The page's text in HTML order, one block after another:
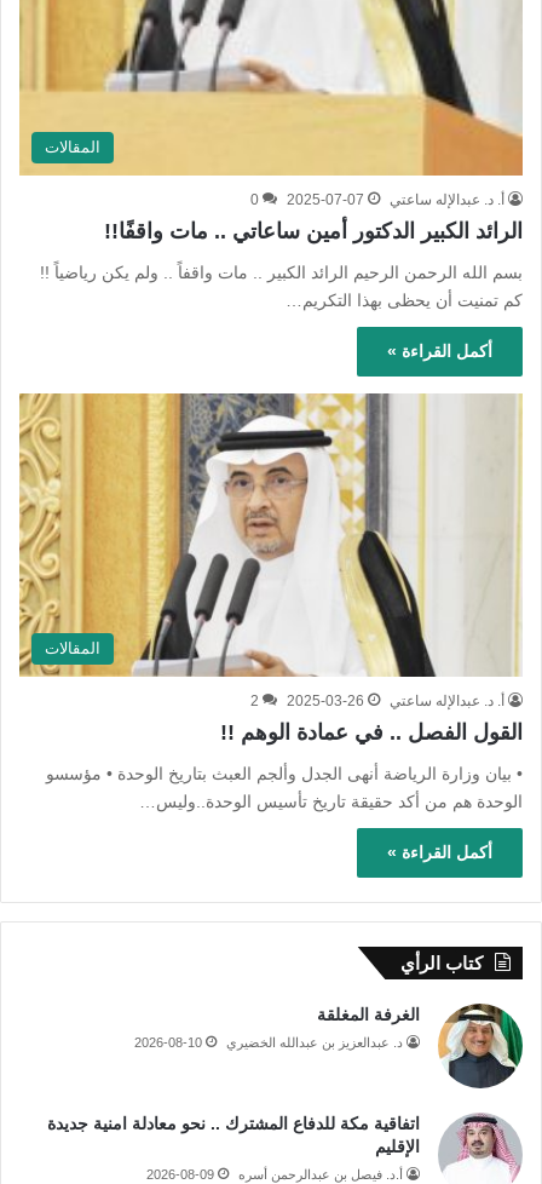
المقالات
أ. د. عبدالإله ساعتي 2025-07-07
0
الرائد الكبير الدكتور أمين ساعاتي .. مات واقفًا!!
بسم الله الرحمن الرحيم الرائد الكبير .. مات واقفاً .. ولم يكن رياضياً !!
كم تمنيت أن يحظى بهذا التكريم…
أكمل القراءة »
المقالات
أ. د. عبدالإله ساعتي 2025-03-26
2
القول الفصل .. في عمادة الوهم !!
• بيان وزارة الرياضة أنهى الجدل وألجم العبث بتاريخ الوحدة • مؤسسو
الوحدة هم من أكد حقيقة تاريخ تأسيس الوحدة..وليس…
أكمل القراءة »
كتاب الرأي
الغرفة المغلقة
د. عبدالعزيز بن عبدالله الخضيري 2026-08-10
اتفاقية مكة للدفاع المشترك .. نحو معادلة امنية جديدة
الإقليم
أ.د. فيصل بن عبدالرحمن أسره 2026-08-09